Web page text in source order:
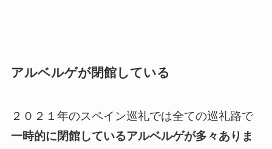
アルベルゲが閉館している
２０２１年のスペイン巡礼では全ての巡礼路で
一時的に閉館しているアルベルゲが多々ありま